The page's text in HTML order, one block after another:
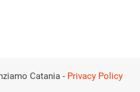
Catania - Privacy Policy